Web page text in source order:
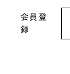
会員登
録